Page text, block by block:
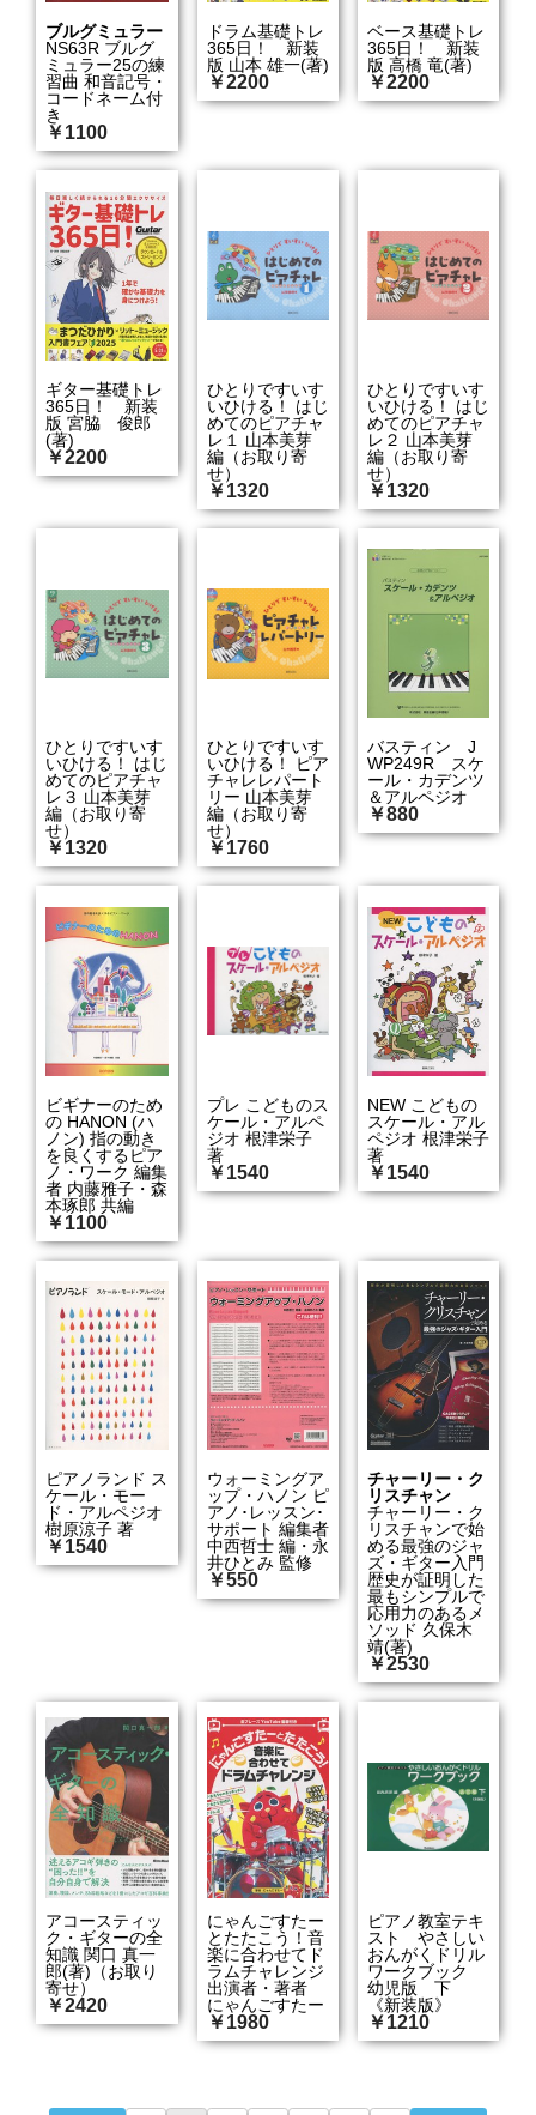
ブルグミュラー
NS63R ブルグ
ミュラー25の練
習曲 和音記号・
コードネーム付
き
￥1100
ドラム基礎トレ
365日！ 新装
版 山本 雄一(著)
￥2200
ベース基礎トレ
365日！ 新装
版 高橋 竜(著)
￥2200
ギター基礎トレ
365日！ 新装
版 宮脇 俊郎
(著)
￥2200
ひとりですいす
いひける！ はじ
めてのピアチャ
レ１ 山本美芽
編（お取り寄
せ）
￥1320
ひとりですいす
いひける！ はじ
めてのピアチャ
レ２ 山本美芽
編（お取り寄
せ）
￥1320
ひとりですいす
いひける！ はじ
めてのピアチャ
レ３ 山本美芽
編（お取り寄
せ）
￥1320
ひとりですいす
いひける！ ピア
チャレレパート
リー 山本美芽
編（お取り寄
せ）
￥1760
バスティン J
WP249R スケ
ール・カデンツ
＆アルペジオ
￥880
ビギナーのため
の HANON (ハ
ノン) 指の動き
を良くするピア
ノ・ワーク 編集
者 内藤雅子・森
本琢郎 共編
￥1100
プレ こどものス
ケール・アルペ
ジオ 根津栄子
著
￥1540
NEW こどもの
スケール・アル
ペジオ 根津栄子
著
￥1540
ピアノランド ス
ケール・モー
ド・アルペジオ
樹原涼子 著
￥1540
ウォーミングア
ップ・ハノン ピ
アノ･レッスン･
サポート 編集者
中西哲士 編・永
井ひとみ 監修
￥550
チャーリー・ク
リスチャン
チャーリー・ク
リスチャンで始
める最強のジャ
ズ・ギター入門
歴史が証明した
最もシンプルで
応用力のあるメ
ソッド 久保木
靖(著)
￥2530
アコースティッ
ク・ギターの全
知識 関口 真一
郎(著)（お取り
寄せ）
￥2420
にゃんごすたー
とたたこう！音
楽に合わせてド
ラムチャレンジ
出演者・著者
にゃんごすたー
￥1980
ピアノ教室テキ
スト やさしい
おんがくドリル
ワークブック
幼児版 下
《新装版》
￥1210